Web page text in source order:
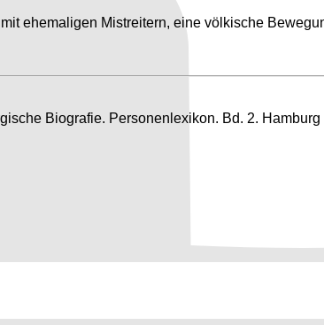
ehemaligen Mistreitern, eine völkische
Biografie. Personenlexikon. Bd. 2. Hamburg